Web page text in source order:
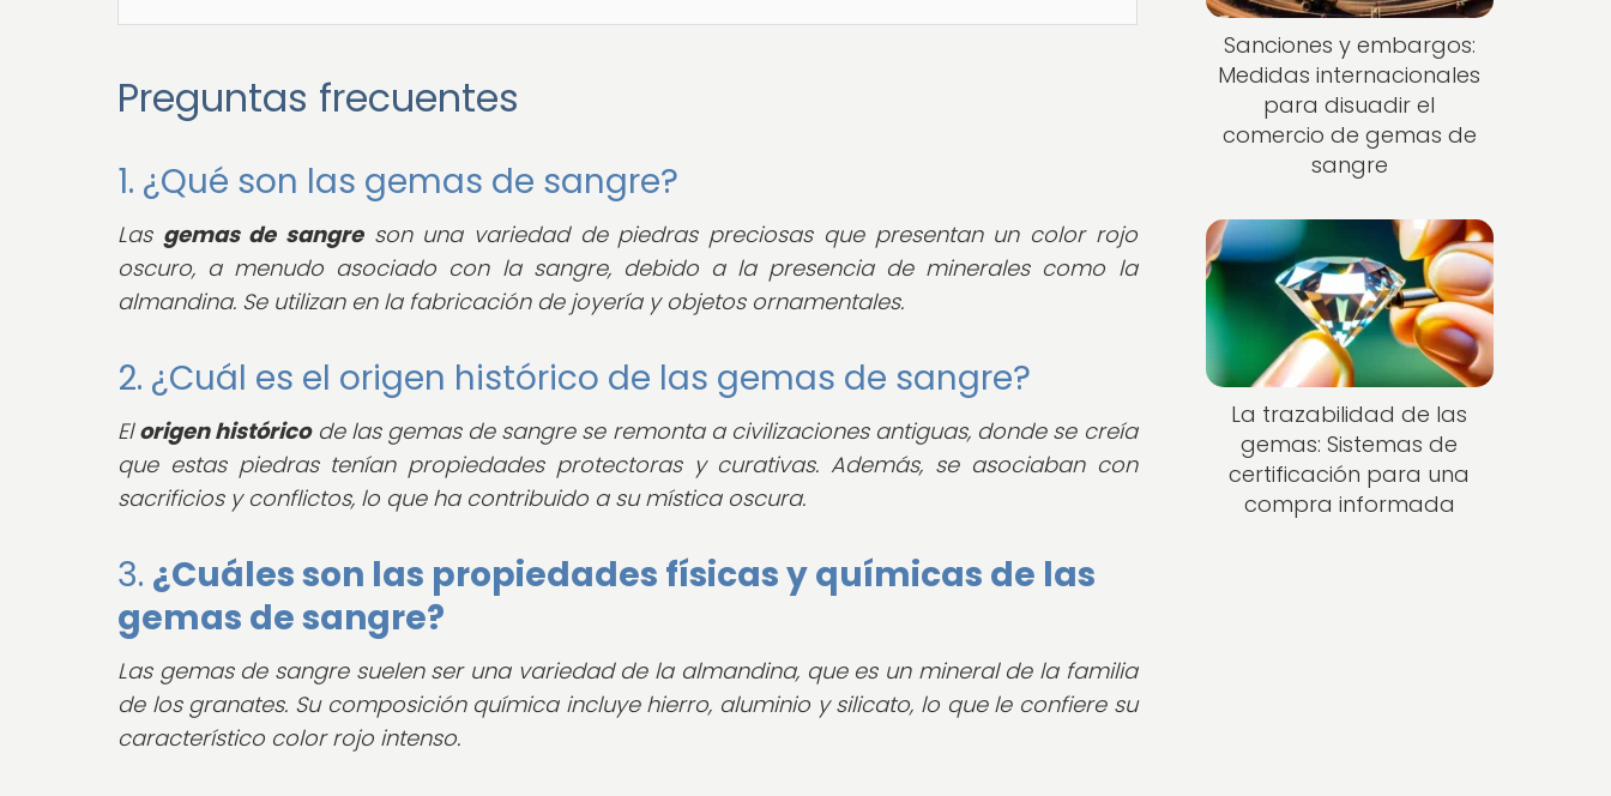
Preguntas frecuentes
1. ¿Qué son las gemas de sangre?
Las gemas de sangreson una variedad de piedras preciosas que presentan un color rojo
oscuro, a menudo asociado con la sangre, debido a la presencia de minerales como la
almandina. Se utilizan en la fabricación de joyería y objetos ornamentales.
2. ¿Cuál es el origen histórico de las gemas de sangre?
Elorigen históricode las gemas de sangre se remonta a civilizaciones antiguas, donde se creía
que estas piedras tenían propiedades protectoras y curativas. Además, se asociaban con
sacrificios y conflictos, lo que ha contribuido a su mística oscura.
3. ¿Cuáles son las propiedades físicas y químicas de las
gemas de sangre?
Las gemas de sangre suelen ser una variedad de la almandina, que es un mineral de la familia
de los granates. Su composición química incluye hierro, aluminio y silicato, lo que le confiere su
característico color rojo intenso.
Sanciones y embargos:
Medidas internacionales
para disuadir el
comercio de gemas de
sangre
La trazabilidad de las
gemas: Sistemas de
certificación para una
compra informada